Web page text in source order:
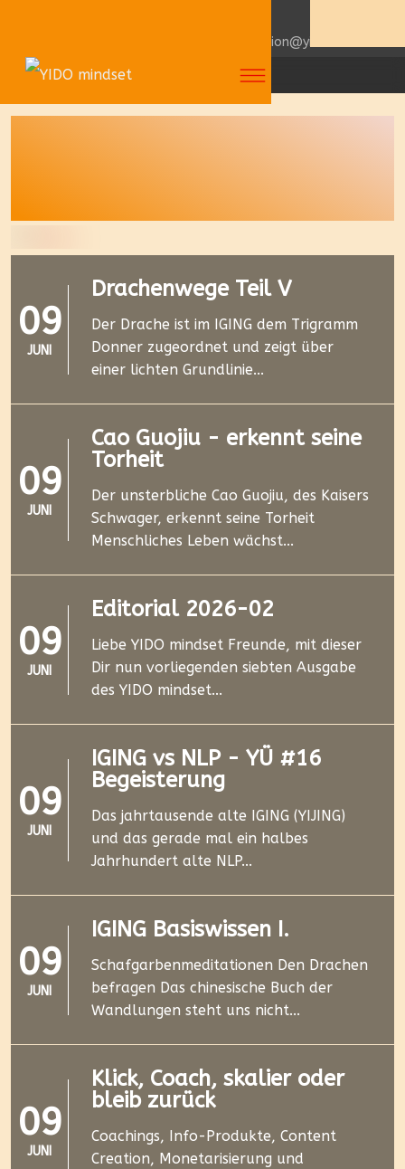
redaktion@yido.eu
09
JUNI
Drachenwege Teil V
Der Drache ist im IGING dem Trigramm
Donner zugeordnet und zeigt über
einer lichten Grundlinie...
09
JUNI
Cao Guojiu - erkennt seine
Torheit
Der unsterbliche Cao Guojiu, des Kaisers
Schwager, erkennt seine Torheit
Menschliches Leben wächst...
09
JUNI
Editorial 2026-02
Liebe YIDO mindset Freunde, mit dieser
Dir nun vorliegenden siebten Ausgabe
des YIDO mindset...
09
JUNI
IGING vs NLP - YÜ #16
Begeisterung
Das jahrtausende alte IGING (YIJING)
und das gerade mal ein halbes
Jahrhundert alte NLP...
09
JUNI
IGING Basiswissen I.
Schafgarbenmeditationen Den Drachen
befragen Das chinesische Buch der
Wandlungen steht uns nicht...
09
JUNI
Klick, Coach, skalier oder
bleib zurück
Coachings, Info-Produkte, Content
Creation, Monetarisierung und